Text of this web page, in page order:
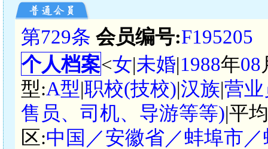
第729条 会员编号:F195205
个人档案<女|未婚|1988年08
型:A型|职校(技校)|汉族|营
售员、司机、导游等等)|平
区:中国／安徽省／蚌埠市